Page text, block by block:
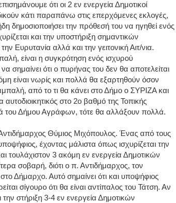
ότι οι 2 εν ενεργεία Δημοτικοί
κάτι παραπάνω στις επερχόμενες εκλογές,
δημοσιοποιήσει την πρόθεσή του να ηγηθεί ενός
και την υποστήριξη σημαντικών
Ευρυτανία αλλά και την γειτονική Αιτ/νια.
είναι η συγκρότηση ενός ισχυρού
σημαίνει ότι ο πυρήνας του δεν θα αποτελείται
νωρίς και πολλά θα εξαρτηθούν όσον
από το τι θα κάνει στο Δήμο ο ΣΥΡΙΖΑ και
στο 2ο βαθμό της Τοπικής
του Δήμου Αγράφων, τότε θα αλλάξουν πολλά.
Θύμιος Μιχόπουλος. Ένας από τους
έχοντας μάλιστα όπως ισχυρίζεται την
τουλάχιστον 3 ακόμη εν ενεργεία Δημοτικών
σοβαρή, διότι ο π. Αντιδήμαρχος, τον
Δήμαρχο. Αυτό σημαίνει ότι και υποψήφιος
σίγουρο ότι θα είναι αντίπαλος του Τάτση. Αν
στήριξη 3-4 εν ενεργεία Δημοτικών